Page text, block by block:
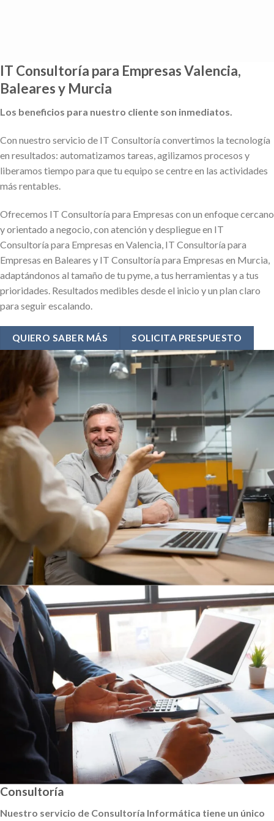
IT Consultoría para Empresas Valencia,
Baleares y Murcia
Los beneficios para nuestro cliente son inmediatos.
Con nuestro servicio de IT Consultoría convertimos la tecnología
en resultados: automatizamos tareas, agilizamos procesos y
liberamos tiempo para que tu equipo se centre en las actividades
más rentables.
Ofrecemos IT Consultoría para Empresas con un enfoque cercano
y orientado a negocio, con atención y despliegue en IT
Consultoría para Empresas en Valencia, IT Consultoría para
Empresas en Baleares y IT Consultoría para Empresas en Murcia,
adaptándonos al tamaño de tu pyme, a tus herramientas y a tus
prioridades. Resultados medibles desde el inicio y un plan claro
para seguir escalando.
QUIERO SABER MÁS SOLICITA PRESPUESTO
Consultoría
Nuestro servicio de Consultoría Informática tiene un único